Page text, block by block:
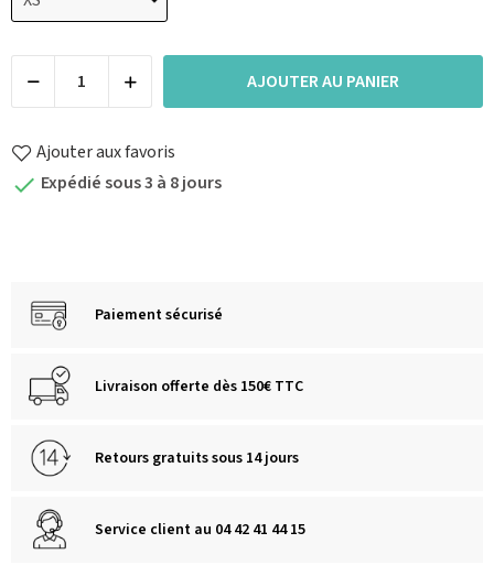
AJOUTER AU PANIER
Ajouter aux favoris
 Expédié sous 3 à 8 jours
Paiement sécurisé
Livraison offerte dès 150€ TTC
Retours gratuits sous 14 jours
Service client au 04 42 41 44 15